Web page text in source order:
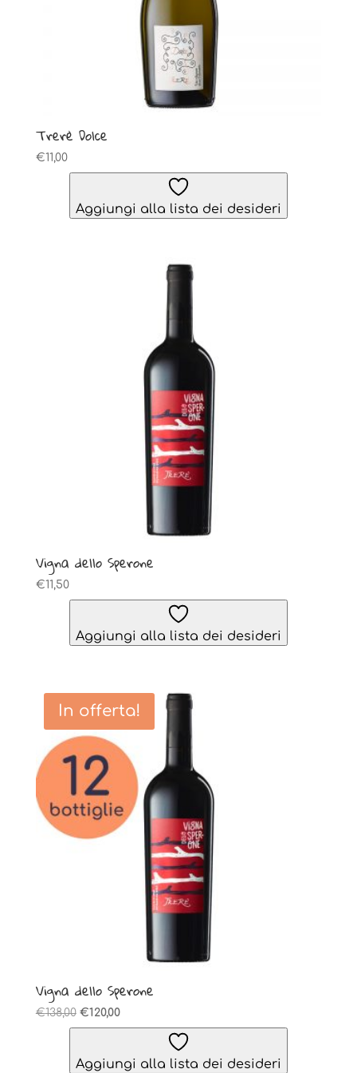
Trerè Dolce
€11,00
Aggiungi alla lista dei desideri
Vigna dello Sperone
€11,50
Aggiungi alla lista dei desideri
In offerta!
Vigna dello Sperone
€138,00 Il
prezzo
era:
€120,00Il
prezzo
è:
Aggiungi alla lista dei desideri